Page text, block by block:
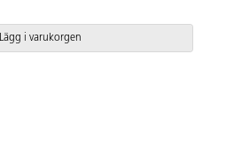
Lägg i varukorgen